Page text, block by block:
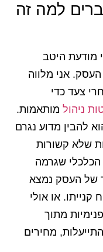
למה זה
מודעת היטב
אני מלווה
צעד כדי
ניהול מותאמות.
להבין מדוע נגרם
שלא קשורות
שגרמה
של העסק נמצא
או אולי
מתוך
מחירים